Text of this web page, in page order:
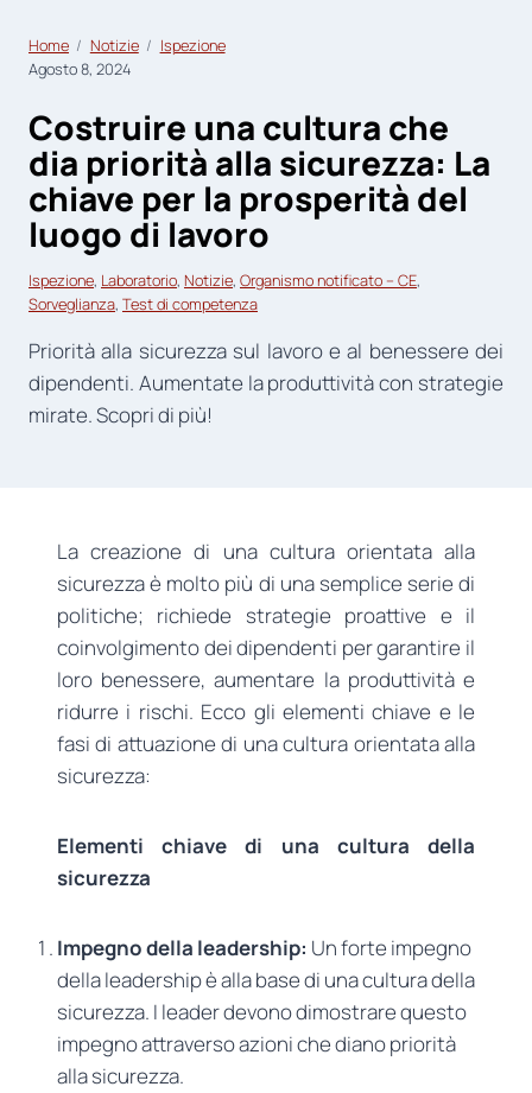
Home Notizie
Ispezione
Agosto 8, 2024
Costruire una cultura che
dia priorità alla sicurezza: La
chiave per la prosperità del
luogo di lavoro
Ispezione, Laboratorio, Notizie, Organismo notificato – CE
Sorveglianza, Test di competenza
Priorità alla sicurezza sul lavoro e al benessere dei
dipendenti. Aumentate la produttività con strategie
mirate. Scopri di più!
La creazione di una cultura orientata alla
sicurezza è molto più di una semplice serie di
politiche; richiede strategie proattive e il
coinvolgimento dei dipendenti per garantire il
loro benessere, aumentare la produttività e
ridurre i rischi. Ecco gli elementi chiave e le
fasi di attuazione di una cultura orientata alla
sicurezza:
Elementi chiave di una cultura della
sicurezza
Impegno della leadership: Un forte impegno
della leadership è alla base di una cultura della
sicurezza. I leader devono dimostrare questo
impegno attraverso azioni che diano priorità
alla sicurezza.